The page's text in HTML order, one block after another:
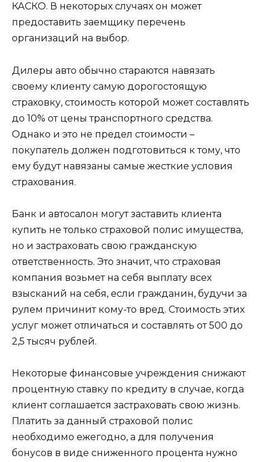
КАСКО. В некоторых случаях он может
предоставить заемщику перечень
организаций на выбор.
Дилеры авто обычно стараются навязать
своему клиенту самую дорогостоящую
страховку, стоимость которой может составлять
до 10% от цены транспортного средства.
Однако и это не предел стоимости –
покупатель должен подготовиться к тому, что
ему будут навязаны самые жесткие условия
страхования.
Банк и автосалон могут заставить клиента
купить не только страховой полис имущества,
но и застраховать свою гражданскую
ответственность. Это значит, что страховая
компания возьмет на себя выплату всех
взысканий на себя, если гражданин, будучи за
рулем причинит кому-то вред. Стоимость этих
услуг может отличаться и составлять от 500 до
2,5 тысяч рублей.
Некоторые финансовые учреждения снижают
процентную ставку по кредиту в случае, когда
клиент соглашается застраховать свою жизнь.
Платить за данный страховой полис
необходимо ежегодно, а для получения
бонусов в виде сниженного процента нужно